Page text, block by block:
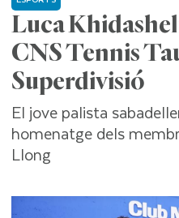
Luca
CNS Tennis
Superdivisió
El jove palista
homenatge dels
Llong